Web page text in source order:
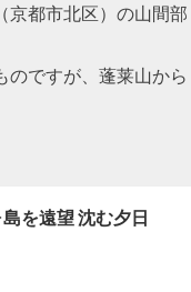
京都市北区）の山間部
のですが、蓬莱山から
を遠望 沈む夕日